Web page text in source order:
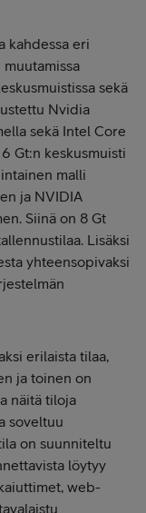
kahdessa eri
muutamissa
sekä
Nvidia
sekä Intel Core
Gt:n keskusmuisti
malli
ja NVIDIA
Siinä on 8 Gt
Lisäksi
yhteensopivaksi
erilaista tilaa,
ja toinen on
näitä tiloja
soveltuu
on suunniteltu
löytyy
web-